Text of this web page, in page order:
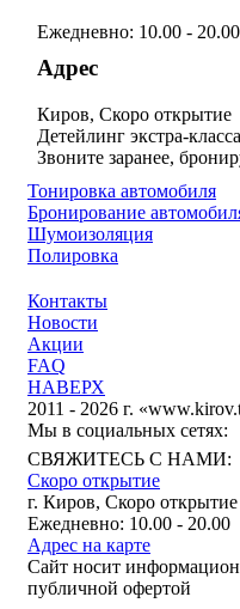
Ежедневно: 10.00 - 20.00
Адрес
Киров, Скоро открытие
Детейлинг экстра-класса
Звоните заранее,
Контакты
Новости
Акции
FAQ
НАВЕРХ
2011 - 2026 г.
Тонировка автомобиля
Бронирование
Шумоизоляция
Полировка
Мы в социальных сетях:
СВЯЖИТЕСЬ С НАМИ:
Скоро открытие
г. Киров, Скоро открытие
Ежедневно: 10.00 - 20.00
Адрес на карте
Сайт носит
публичной офертой